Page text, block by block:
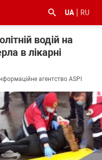
UA RU
водій на
в лікарні
агентство ASPI
#коронавірус